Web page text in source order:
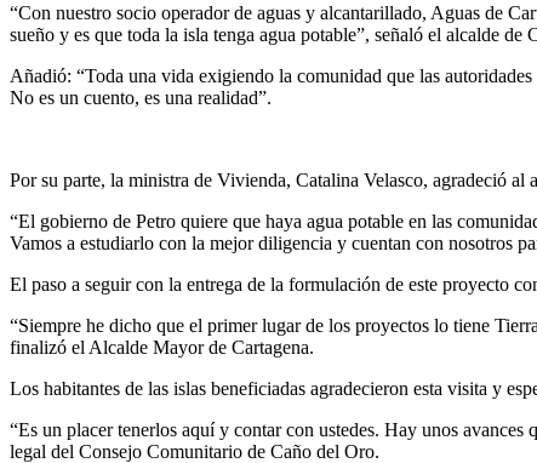
“Con nuestro socio operador de aguas y alcantarillado, Aguas de
sueño y es que toda la isla tenga agua potable”, señaló el alcalde de
Añadió: “Toda una vida exigiendo la comunidad que las
No es un cuento, es una realidad”.
Por su parte, la ministra de Vivienda, Catalina Velasco, agradeció
“El gobierno de Petro quiere que haya agua potable en las
Vamos a estudiarlo con la mejor diligencia y cuentan con nosotros
El paso a seguir con la entrega de la formulación de este proyecto
“Siempre he dicho que el primer lugar de los proyectos lo tiene
finalizó el Alcalde Mayor de Cartagena.
Los habitantes de las islas beneficiadas agradecieron esta visita y
“Es un placer tenerlos aquí y contar con ustedes. Hay unos
legal del Consejo Comunitario de Caño del Oro.